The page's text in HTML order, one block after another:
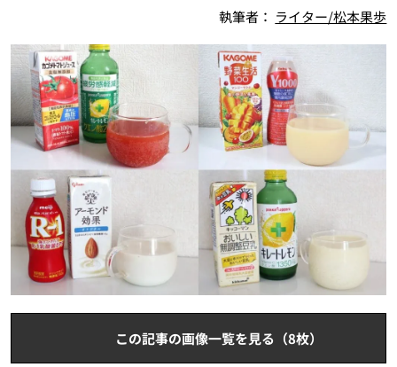
執筆者： ライター/松本果歩
この記事の画像一覧を見る（8枚）